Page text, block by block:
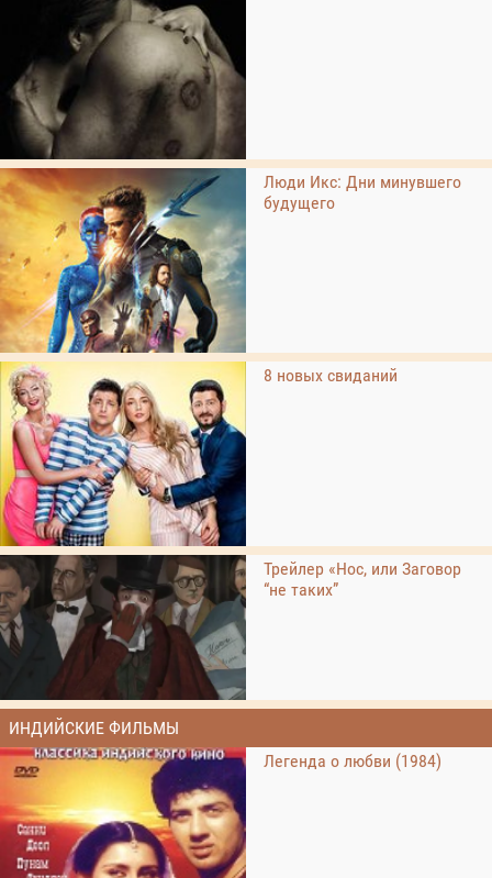
Люди Икс: Дни минувшего
будущего
8 новых свиданий
Трейлер «Нос, или Заговор
“не таких”
ИНДИЙСКИЕ ФИЛЬМЫ
Легенда о любви (1984)